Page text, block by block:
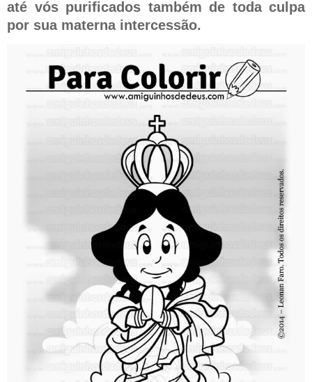
até vós purificados também de toda culpa
por sua materna intercessão.